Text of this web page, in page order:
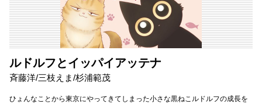
ルドルフとイッパイアッテナ
斉藤洋/三枝えま/杉浦範茂
ひょんなことから東京にやってきてしまった小さな黒ねこルドルフの成長を